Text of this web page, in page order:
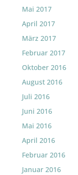
Mai 2017
April 2017
März 2017
Februar 2017
Oktober 2016
August 2016
Juli 2016
Juni 2016
Mai 2016
April 2016
Februar 2016
Januar 2016